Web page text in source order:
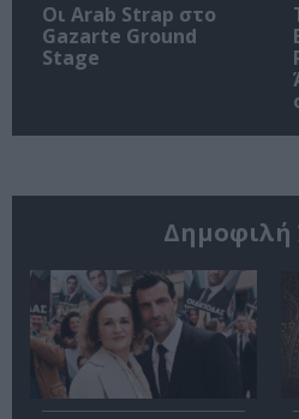
Οι Arab Strap στο
Gazarte Ground
Stage
Δημοφιλή